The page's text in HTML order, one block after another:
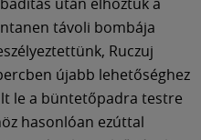
távoli bombája
Ruczuj
újabb lehetőséghez
le a büntetőpadra testre
hasonlóan ezúttal